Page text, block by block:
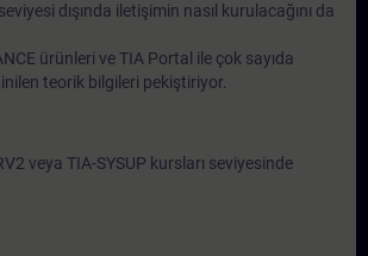
dışında iletişimin nasıl kurulacağını da
ürünleri ve TIA Portal ile çok sayıda
teorik bilgileri pekiştiriyor.
veya TIA-SYSUP kursları seviyesinde